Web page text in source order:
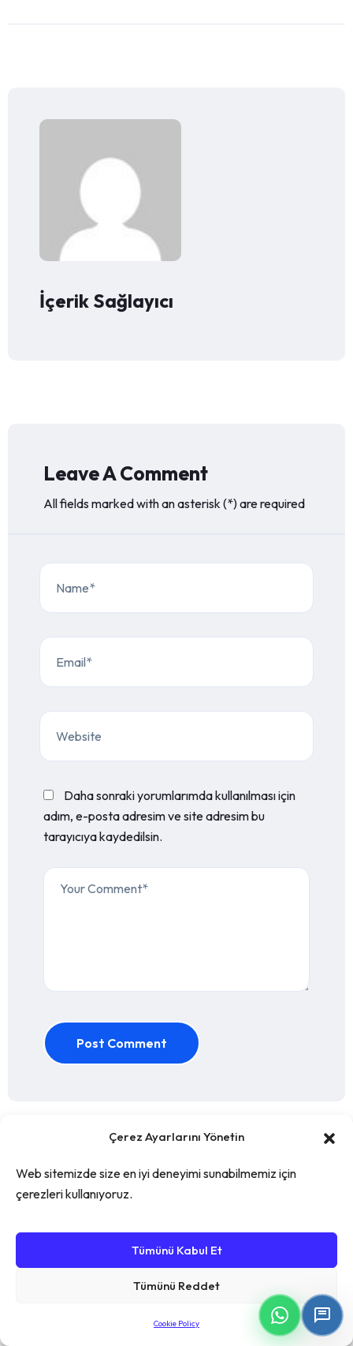
Çerez Ayarlarını Yönetin
Web sitemizde size en iyi deneyimi sunabilmemiz için
çerezleri kullanıyoruz.
Tümünü Kabul Et
Tümünü Reddet
Cookie Policy
İçerik Sağlayıcı
Leave A Comment
All fields marked with an asterisk (*) are required
Daha sonraki yorumlarımda kullanılması için
adım, e-posta adresim ve site adresim bu
tarayıcıya kaydedilsin.
Post Comment